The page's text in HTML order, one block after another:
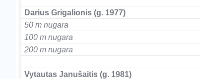
Darius Grigalionis (g. 1977)
50 m nugara
100 m nugara
200 m nugara
Vytautas Janušaitis (g. 1981)